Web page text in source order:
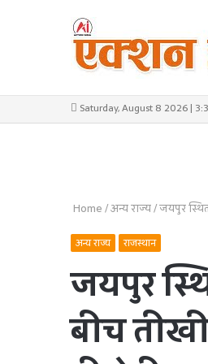
Saturday, August 8 2026 |
Home/अन्य राज्य/जयपुर
अन्य राज्य राजस्थान
जयपुर
बीच